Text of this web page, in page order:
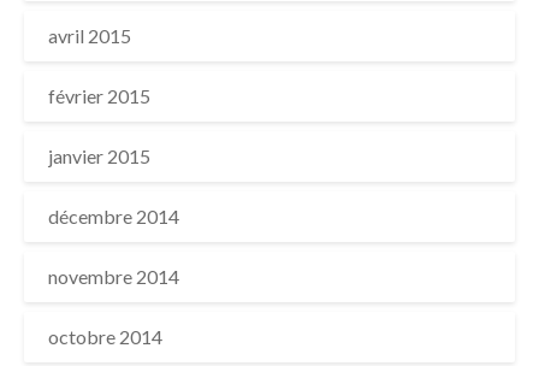
avril 2015
février 2015
janvier 2015
décembre 2014
novembre 2014
octobre 2014